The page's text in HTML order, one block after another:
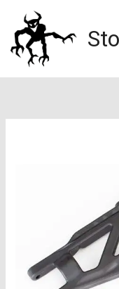
contenu